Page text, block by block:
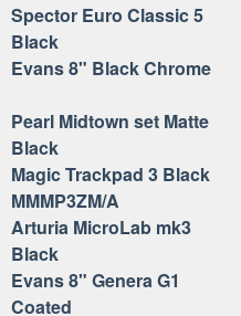
Spector Euro Classic 5
Black
Evans 8" Black Chrome
Pearl Midtown set Matte
Black
Magic Trackpad 3 Black
MMMP3ZM/A
Arturia MicroLab mk3
Black
Evans 8" Genera G1
Coated